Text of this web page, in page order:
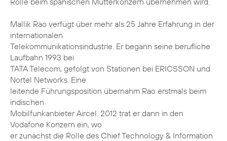
Mallik Rao verfügt über mehr als 25 Jahre Erfahrung in der
internationalen
Telekommunikationsindustrie. Er begann seine berufliche
Laufbahn 1993 bei
TATA Telecom, gefolgt von Stationen bei ERICSSON und
Nortel Networks. Eine
leitende Führungsposition übernahm Rao erstmals beim
indischen
Mobilfunkanbieter Aircel. 2012 trat er dann in den
Vodafone Konzern ein, wo
er zunächst die Rolle des Chief Technology & Information